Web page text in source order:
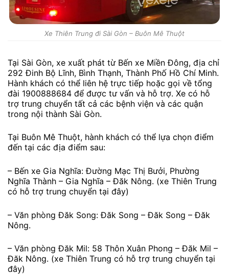
Xe Thiên Trung đi Sài Gòn – Buôn Mê Thuột
Tại Sài Gòn, xe xuất phát từ Bến xe Miền Đông, địa chỉ
292 Đinh Bộ Lĩnh, Bình Thạnh, Thành Phố Hồ Chí Minh.
Hành khách có thể liên hệ trực tiếp hoặc gọi về tổng
đài 1900888684 để được tư vấn và hỗ trợ. Xe có hỗ
trợ trung chuyển tất cả các bệnh viện và các quận
trong nội thành Sài Gòn.
Tại Buôn Mê Thuột, hành khách có thể lựa chọn điểm
đến tại các địa điểm sau:
– Bến xe Gia Nghĩa: Đường Mạc Thị Bưởi, Phường
Nghĩa Thành – Gia Nghĩa – Đăk Nông. (xe Thiên Trung
có hỗ trợ trung chuyển tại đây)
– Văn phòng Đăk Song: Đăk Song – Đăk Song – Đăk
Nông.
– Văn phòng Đăk Mil: 58 Thôn Xuân Phong – Đăk Mil –
Đăk Nông. (xe Thiên Trung có hỗ trợ trung chuyển tại
đây)